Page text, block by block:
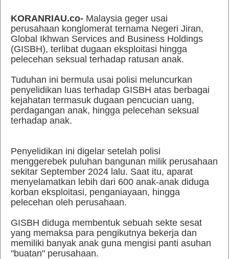
KORANRIAU.co- Malaysia geger usai
perusahaan konglomerat ternama Negeri Jiran,
Global Ikhwan Services and Business Holdings
(GISBH), terlibat dugaan eksploitasi hingga
pelecehan seksual terhadap ratusan anak.
Tuduhan ini bermula usai polisi meluncurkan
penyelidikan luas terhadap GISBH atas berbagai
kejahatan termasuk dugaan pencucian uang,
perdagangan anak, hingga pelecehan seksual
terhadap anak.
Penyelidikan ini digelar setelah polisi
menggerebek puluhan bangunan milik perusahaan
sekitar September 2024 lalu. Saat itu, aparat
menyelamatkan lebih dari 600 anak-anak diduga
korban eksploitasi, penganiayaan, hingga
pelecehan oleh perusahaan.
GISBH diduga membentuk sebuah sekte sesat
yang memaksa para pengikutnya bekerja dan
memiliki banyak anak guna mengisi panti asuhan
"buatan" perusahaan.